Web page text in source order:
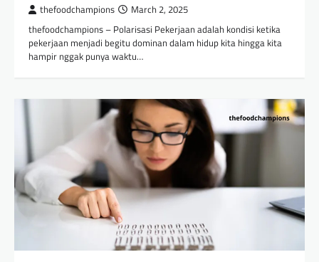
thefoodchampions March 2, 2025
thefoodchampions – Polarisasi Pekerjaan adalah kondisi ketika
pekerjaan menjadi begitu dominan dalam hidup kita hingga kita
hampir nggak punya waktu…